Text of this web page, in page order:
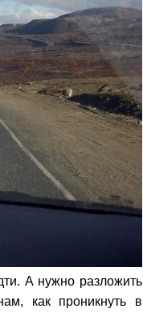
А нужно разложить
как проникнуть в